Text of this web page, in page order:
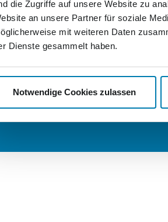
die Zugriffe auf unsere Website zu
an unsere Partner für soziale
mit weiteren Daten
Dienste gesammelt haben.
Notwendige Cookies zulassen
der Nordkurier
good-stock.de
nordkurier-